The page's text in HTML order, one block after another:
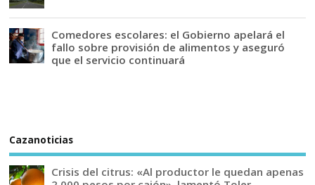
Comedores escolares: el Gobierno apelará el
fallo sobre provisión de alimentos y aseguró
que el servicio continuará
Cazanoticias
Crisis del citrus: «Al productor le quedan apenas